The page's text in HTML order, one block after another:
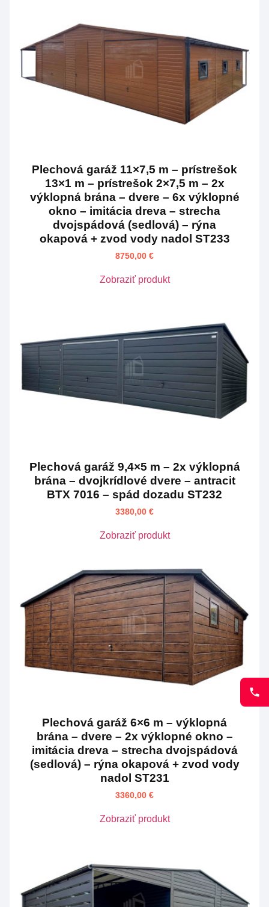
Plechová garáž 11×7,5 m – prístrešok
13×1 m – prístrešok 2×7,5 m – 2x
výklopná brána – dvere – 6x výklopné
okno – imitácia dreva – strecha
dvojspádová (sedlová) – rýna
okapová + zvod vody nadol ST233
8750,00 €
Zobraziť produkt
Plechová garáž 9,4×5 m – 2x výklopná
brána – dvojkrídlové dvere – antracit
BTX 7016 – spád dozadu ST232
3380,00 €
Zobraziť produkt
Plechová garáž 6×6 m – výklopná
brána – dvere – 2x výklopné okno –
imitácia dreva – strecha dvojspádová
(sedlová) – rýna okapová + zvod vody
nadol ST231
3360,00 €
Zobraziť produkt